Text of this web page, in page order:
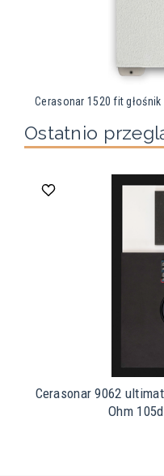
Cerasonar 1520 fit
Ostatnio
Cerasonar 9062
Ohm